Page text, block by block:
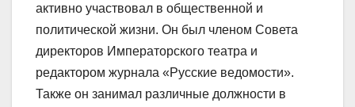
активно участвовал в общественной и
политической жизни. Он был членом Совета
директоров Императорского театра и
редактором журнала «Русские ведомости».
Также он занимал различные должности в